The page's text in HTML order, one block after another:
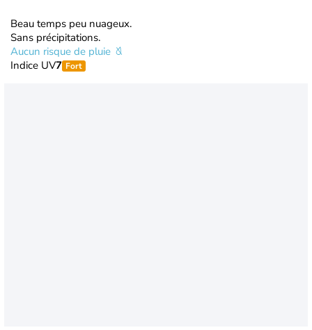
Beau temps peu nuageux.
Sans précipitations.
Aucun risque de pluie
Indice UV7 Fort